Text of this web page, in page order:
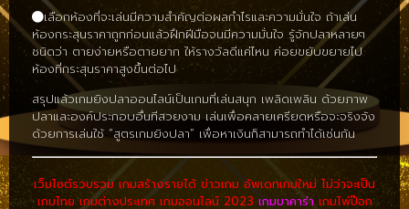
เลือกห้องที่จะเล่นมีความสำคัญต่อผลกำไรและความมั่นใจ ถ้าเล่น
ห้องกระสุนราคาถูกก่อนแล้วฝึกฝีมือจนมีความมั่นใจ รู้จักปลาหลายๆ
ชนิดว่า ตายง่ายหรือตายยาก ให้รางวัลดีแค่ไหน ค่อยขยับขยายไป
ห้องที่กระสุนราคาสูงขึ้นต่อไป
สรุปแล้วเกมยิงปลาออนไลน์เป็นเกมที่เล่นสนุก เพลิดเพลิน ด้วยภาพ
ปลาและองค์ประกอบอื่นทีสวยงาม เล่นเพื่อคลายเครียดหรือจะจริงจัง
ด้วยการเล่นใช้ “สูตรเกมยิงปลา” เพื่อหาเงินก็สามารถทำได้เช่นกัน
เว็บไซต์รวบรวม เกมสร้างรายได้ ข่าวเกม อัพเดทเกมใหม่ ไม่ว่าจะเป็น
เกมไทย เกมต่างประเทศ เกมออนไลน์ 2023 เกมบาคาร่าเกมไพ่ป๊อก